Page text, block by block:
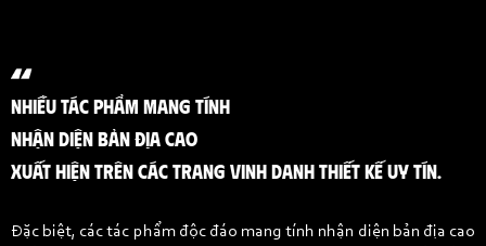
NHIỀU TÁC PHẨM MANG TÍNH
NHẬN DIỆN BẢN ĐỊA CAO
XUẤT HIỆN TRÊN CÁC TRANG VINH DANH THIẾT KẾ UY TÍN.
Đặc biệt, các tác phẩm độc đáo mang tính nhận diện bản địa cao